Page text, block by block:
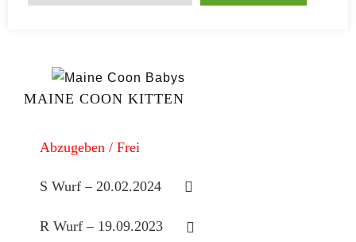
MAINE COON KITTEN
Abzugeben / Frei
S Wurf – 20.02.2024
R Wurf – 19.09.2023